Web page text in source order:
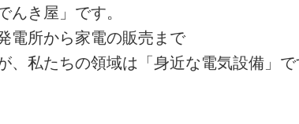
き屋」です。
電所から家電の販売まで
、私たちの領域は「身近な電気設備」で